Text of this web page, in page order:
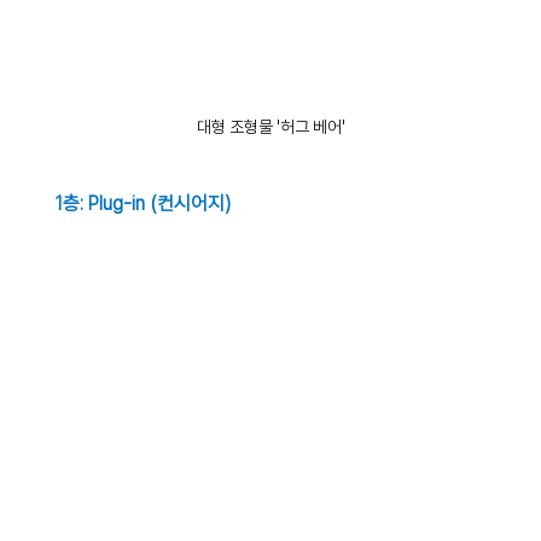
대형 조형물 '허그 베어'
1층: Plug-in (컨시어지)